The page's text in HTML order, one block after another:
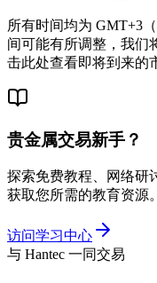
所有时间均为 GMT+3
间可能有所调整，我们
击此处查看即将到来的
贵金属交易新手？
探索免费教程、网络研
获取您所需的教育资源。
访问学习中心
与 Hantec 一同交易